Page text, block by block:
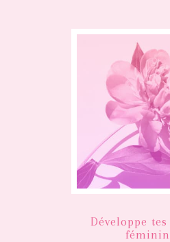
Développe